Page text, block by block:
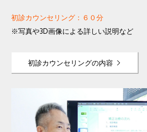
初診カウンセリング：６０分
※写真や3D画像による詳しい説明など
初診カウンセリングの内容